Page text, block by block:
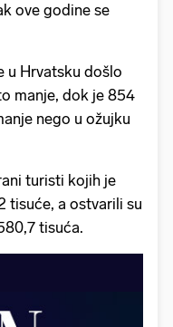
ove godine se
u Hrvatsku došlo
manje, dok je 854
nego u ožujku
turisti kojih je
tisuće, a ostvarili su
tisuća.